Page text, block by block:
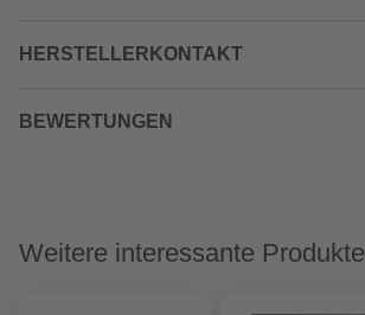
HERSTELLERKONTAKT
BEWERTUNGEN
Weitere interessante Produkte